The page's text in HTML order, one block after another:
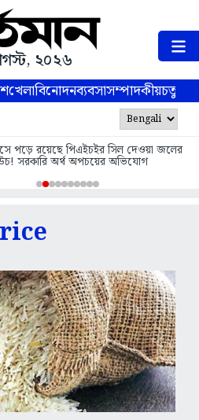
২০২৬
খেলাবিনোদনব্যবসাসম্পাদকীয়
পড়ে রয়েছে পিএইচইর সিল দেওয়া জলের
সরকারি অর্থ অপচয়ের অভিযোগ
rice